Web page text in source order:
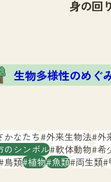
身の回
生物多様性のめぐ
かなたち 外来生物法 外
のシンボル 軟体動物 希
鳥類 植物 魚類 両生類